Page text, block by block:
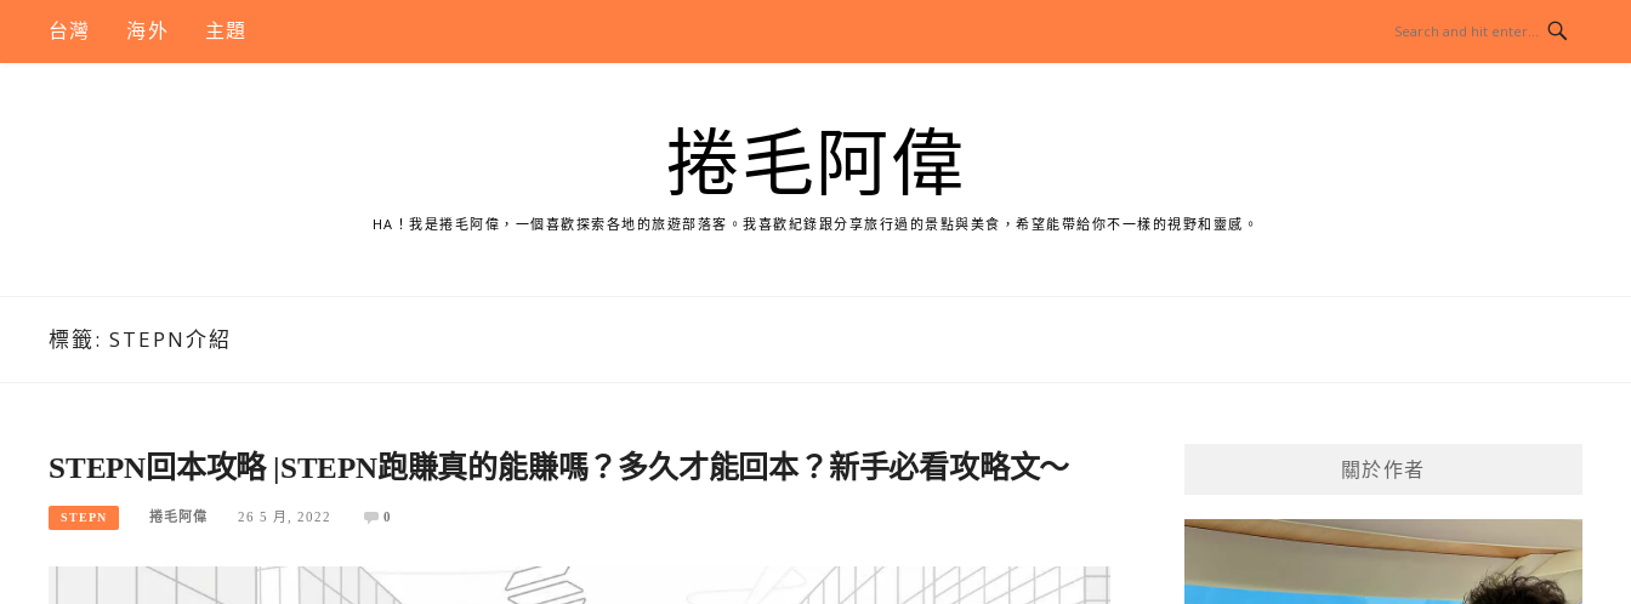
content
台灣 海外 主題
捲毛阿偉
HA！我是捲毛阿偉，一個喜歡探索各地的旅遊部落客。我喜歡紀錄跟分享旅行過的景點與美食，希望能帶給你不一樣的視野和靈感。
標籤: STEPN介紹
STEPN回本攻略 |STEPN跑賺真的能賺嗎？多久才能回本？新手必看攻略文～
STEPN 捲毛阿偉 26 5 月, 2022 0
關於作者